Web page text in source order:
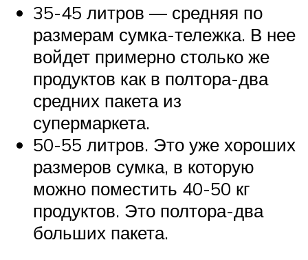
35-45 литров — средняя по
размерам сумка-тележка. В нее
войдет примерно столько же
продуктов как в полтора-два
средних пакета из
супермаркета.
50-55 литров. Это уже хороших
размеров сумка, в которую
можно поместить 40-50 кг
продуктов. Это полтора-два
больших пакета.